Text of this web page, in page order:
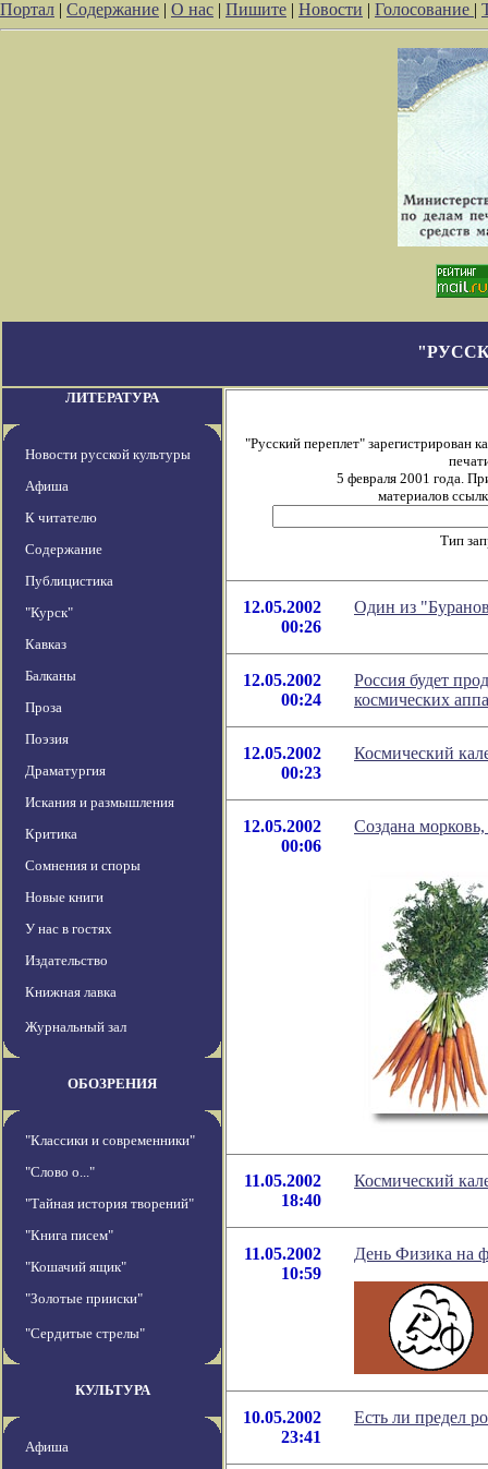
Портал | Содержание | О нас | Пишите | Новости | Голосование |
ЛИТЕРАТУРА
Новости русской культуры
Афиша
К читателю
Содержание
Публицистика
"Курск"
Кавказ
Балканы
Проза
Поэзия
Драматургия
Искания и размышления
Критика
Сомнения и споры
Новые книги
У нас в гостях
Издательство
Книжная лавка
Журнальный зал
ОБОЗРЕНИЯ
"Классики и современники"
"Слово о..."
"Тайная история творений"
"Книга писем"
"Кошачий ящик"
"Золотые прииски"
"Сердитые стрелы"
КУЛЬТУРА
Афиша
"Русский переплет" зарегистрирован
5 февраля 2001 года.
материалов
Тип
12.05.2002
00:26
Один из
12.05.2002
00:24
Россия будет
космических
12.05.2002
00:23
Космический
12.05.2002
00:06
Создана
11.05.2002
18:40
Космический
11.05.2002
10:59
День Физика на
10.05.2002
23:41
Есть ли предел